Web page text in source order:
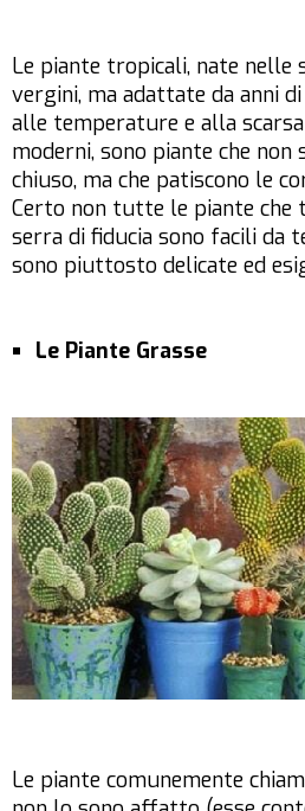
Le piante tropicali, nate nelle
vergini, ma adattate da anni
alle temperature e alla
moderni, sono piante che
chiuso, ma che patiscono le
Certo non tutte le piante
serra di fiducia sono facili da
sono piuttosto delicate ed
Le Piante Grasse
Le piante comunemente